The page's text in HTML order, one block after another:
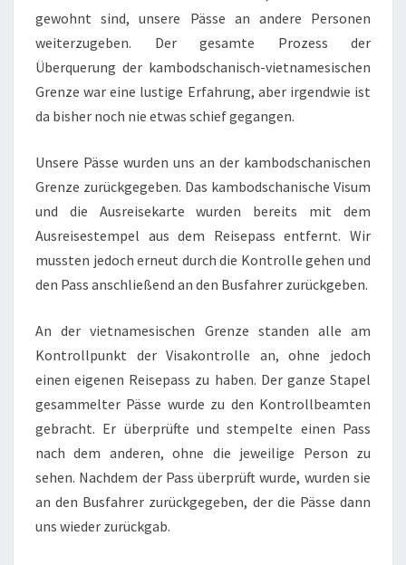
gewohnt sind, unsere Pässe an andere Personen
weiterzugeben. Der gesamte Prozess der
Überquerung der kambodschanisch-vietnamesischen
Grenze war eine lustige Erfahrung, aber irgendwie ist
da bisher noch nie etwas schief gegangen.
Unsere Pässe wurden uns an der kambodschanischen
Grenze zurückgegeben. Das kambodschanische Visum
und die Ausreisekarte wurden bereits mit dem
Ausreisestempel aus dem Reisepass entfernt. Wir
mussten jedoch erneut durch die Kontrolle gehen und
den Pass anschließend an den Busfahrer zurückgeben.
An der vietnamesischen Grenze standen alle am
Kontrollpunkt der Visakontrolle an, ohne jedoch
einen eigenen Reisepass zu haben. Der ganze Stapel
gesammelter Pässe wurde zu den Kontrollbeamten
gebracht. Er überprüfte und stempelte einen Pass
nach dem anderen, ohne die jeweilige Person zu
sehen. Nachdem der Pass überprüft wurde, wurden sie
an den Busfahrer zurückgegeben, der die Pässe dann
uns wieder zurückgab.